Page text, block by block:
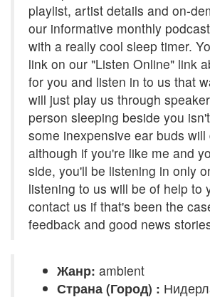
playlist, artist details and on-
our informative monthly
with a really cool sleep timer.
link on our "Listen Online" link
for you and listen in to us that
will just play us through
person sleeping beside you
some inexpensive ear buds
although if you're like me and
side, you'll be listening in only
listening to us will be of help to
contact us if that's been the
feedback and good news
Жанр: ambient
Страна (Город) :